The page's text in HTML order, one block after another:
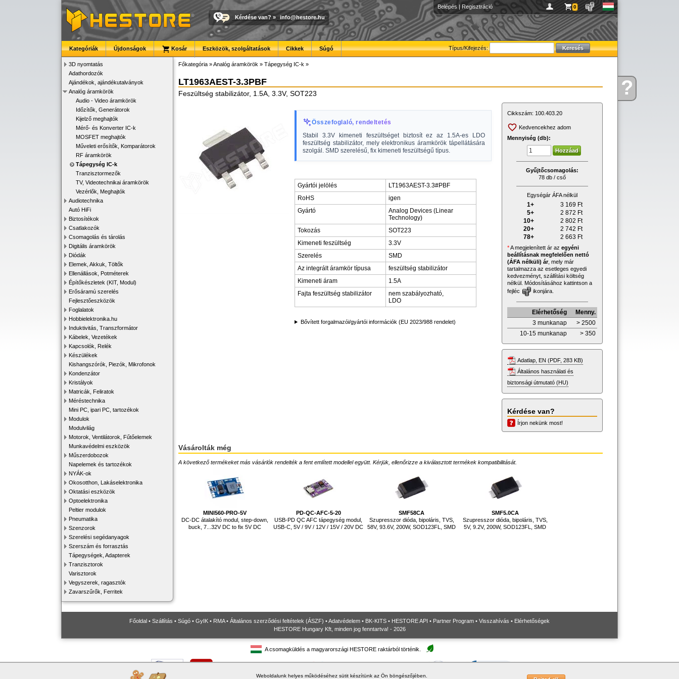
Kérdése?
Belépés | Regisztráció 0
Kérdése van? » info@hestore.hu
Típus/Kifejezés:
Kategóriák Újdonságok Kosár Eszközök, szolgáltatások Cikkek Súgó
3D nyomtatás
Adathordozók
Ajándékok, ajándékutalványok
Analóg áramkörök
Audio - Video áramkörök
Időzítők, Generátorok
Kijelző meghajtók
Mérő- és Konverter IC-k
MOSFET meghajtók
Műveleti erősítők, Komparátorok
RF áramkörök
Tápegység IC-k
Tranzisztormezők
TV, Videotechnikai áramkörök
Vezérlők, Meghajtók
Audiotechnika
Autó HiFi
Biztosítékok
Csatlakozók
Csomagolás és tárolás
Digitális áramkörök
Diódák
Elemek, Akkuk, Töltők
Ellenállások, Potméterek
Építőkészletek (KIT, Modul)
Erősáramú szerelés
Fejlesztőeszközök
Foglalatok
Hobbielektronika.hu
Induktivitás, Transzformátor
Kábelek, Vezetékek
Kapcsolók, Relék
Készülékek
Kishangszórók, Piezók, Mikrofonok
Kondenzátor
Kristályok
Matricák, Feliratok
Méréstechnika
Mini PC, ipari PC, tartozékok
Modulok
Modulvilág
Motorok, Ventilátorok, Fűtőelemek
Munkavédelmi eszközök
Műszerdobozok
Napelemek és tartozékok
NYÁK-ok
Okosotthon, Lakáselektronika
Oktatási eszközök
Optoelektronika
Peltier modulok
Pneumatika
Szenzorok
Szerelési segédanyagok
Szerszám és forrasztás
Tápegységek, Adapterek
Tranzisztorok
Varisztorok
Vegyszerek, ragasztók
Zavarszűrők, Ferritek
Főkategória »Analóg áramkörök » Tápegység IC-k »
LT1963AEST-3.3PBF
Feszültség stabilizátor, 1.5A, 3.3V, SOT223
Összefoglaló, rendeltetés
Stabil 3.3V kimeneti feszültséget biztosít ez az 1.5A-es LDO
feszültség stabilizátor, mely elektronikus áramkörök tápellátására
szolgál. SMD szerelésű, fix kimeneti feszültségű típus.
Gyártói jelölés
LT1963AEST-3.3#PBF
RoHS
igen
Gyártó
Analog Devices (Linear
Technology)
Tokozás
SOT223
Kimeneti feszültség
3.3V
Szerelés
SMD
Az integrált áramkör típusa
feszültség stabilizátor
Kimeneti áram
1.5A
Fajta feszültség stabilizátor
nem szabályozható,
LDO
Bővített forgalmazói/gyártói információk (EU 2023/988 rendelet)
Cikkszám: 100.403.20
Kedvencekhez adom
Mennyiség (db):
Gyűjtőcsomagolás:
78 db / cső
Egységár ÁFA nélkül
1+ 3 169 Ft
5+
2 872 Ft
10+
2 802 Ft
20+
2 742 Ft
78+
2 663 Ft
*A megjelenített ár az egyéni
beállításnak megfelelően nettó
(ÁFA nélküli) ár, mely már
tartalmazza az esetleges egyedi
kedvezményt, szállítási költség
nélkül. Módosításához kattintson a
fejléc
ikonjára.
Elérhetőség
Menny.
3 munkanap
> 2500
10-15 munkanap
> 350
Adatlap, EN (PDF, 283 KB)
Általános használati és
biztonsági útmutató (HU)
Kérdése van?
Írjon nekünk most!
Vásárolták még
A következő termékeket más vásárlók rendelték a fent említett modellel együtt. Kérjük, ellenőrizze a kiválasztott termékek kompatibilitását.
MINI560-PRO-5V
DC-DC átalakító modul, step-down,
buck, 7...32V DC to fix 5V DC
PD-QC-AFC-5-20
USB-PD QC AFC tápegység modul,
USB-C, 5V / 9V / 12V / 15V / 20V DC
SMF58CA
Szupresszor dióda, bipoláris, TVS,
58V, 93.6V, 200W, SOD123FL, SMD
SMF5.0CA
Szupresszor dióda, bipoláris, TVS,
5V, 9.2V, 200W, SOD123FL, SMD
Főoldal • Szállítás • Súgó • GyIK • RMA• Általános szerződési feltételek (ÁSZF) •Adatvédelem • BK-KITS • HESTORE API • Partner Program • Visszahívás • Elérhetőségek
HESTORE Hungary Kft, minden jog fenntartva! - 2026
Weboldalunk helyes működéséhez sütit készítünk az Ön böngészőjében.
A csomagküldés a magyarországi HESTORE raktárból történik.